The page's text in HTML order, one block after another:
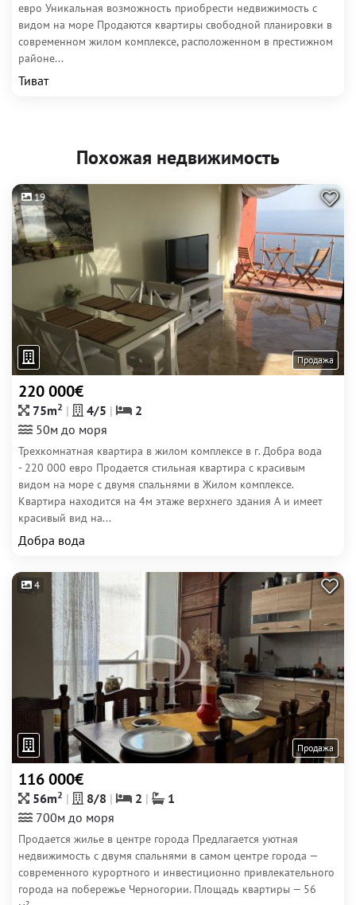
евро Уникальная возможность приобрести недвижимость с
видом на море Продаются квартиры свободной планировки в
современном жилом комплексе, расположенном в престижном
районе...
Тиват
Похожая недвижимость
19
Продажа
220 000€
75m2 4/5
2
50м до моря
Трехкомнатная квартира в жилом комплексе в г. Добра вода
- 220 000 евро Продается стильная квартира с красивым
видом на море с двумя спальнями в Жилом комплексе.
Квартира находится на 4м этаже верхнего здания А и имеет
красивый вид на...
Добра вода
4
Продажа
116 000€
56m2 8/8 2
1
700м до моря
Продается жилье в центре города Предлагается уютная
недвижимость с двумя спальнями в самом центре города —
современного курортного и инвестиционно привлекательного
города на побережье Черногории. Площадь квартиры — 56